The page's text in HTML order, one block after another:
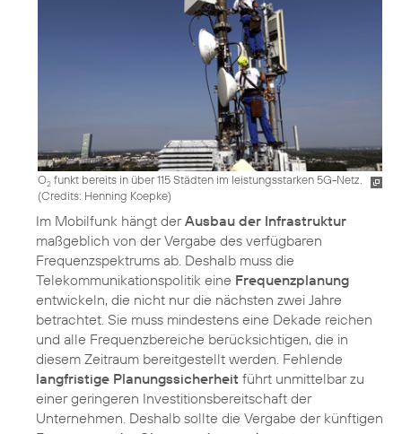
O2 funkt bereits in über 115 Städten im leistungsstarken 5G-Netz.
(Credits: Henning Koepke)
Im Mobilfunk hängt derAusbau der Infrastruktur
maßgeblich von der Vergabe des verfügbaren
Frequenzspektrums ab. Deshalb muss die
Telekommunikationspolitik eine Frequenzplanung
entwickeln, die nicht nur die nächsten zwei Jahre
betrachtet. Sie muss mindestens eine Dekade reichen
und alle Frequenzbereiche berücksichtigen, die in
diesem Zeitraum bereitgestellt werden. Fehlende
langfristige Planungssicherheit führt unmittelbar zu
einer geringeren Investitionsbereitschaft der
Unternehmen. Deshalb sollte die Vergabe der künftigen